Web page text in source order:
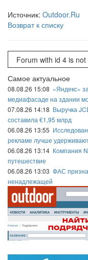
Источник: Outdoor.Ru
Возврат к списку
Forum with id 4 is not
Самое актуальное
08.08.26 15:08 «Яндекс»
медиафасаде на здании
07.08.26 14:18 Выручка
составила €1,95 млрд
06.08.26 13:55
рекламе лучше
06.08.26 13:14 Компания
путешествие
06.08.26 13:03 ФАС
ненадлежащей